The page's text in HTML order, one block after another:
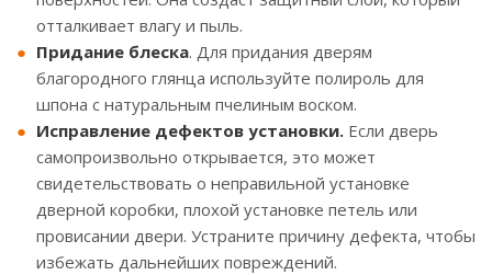
отталкивает влагу и пыль.
Придание блеска. Для придания дверям
благородного глянца используйте полироль для
шпона с натуральным пчелиным воском.
Исправление дефектов установки. Если дверь
самопроизвольно открывается, это может
свидетельствовать о неправильной установке
дверной коробки, плохой установке петель или
провисании двери. Устраните причину дефекта, чтобы
избежать дальнейших повреждений.